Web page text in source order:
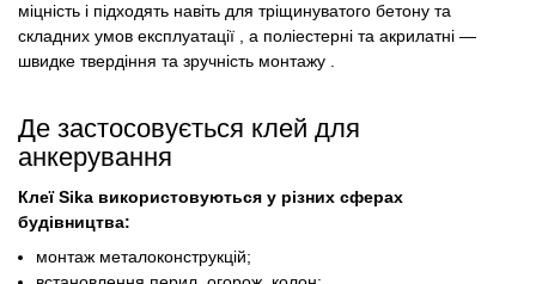
міцність і підходять навіть для тріщинуватого бетону та
складних умов експлуатації , а поліестерні та акрилатні —
швидке твердіння та зручність монтажу .
Де застосовується клей для
анкерування
Клеї Sika використовуються у різних сферах
будівництва:
монтаж металоконструкцій;